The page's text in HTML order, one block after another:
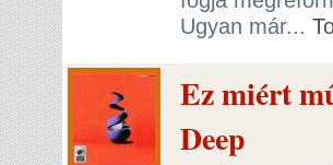
Ugyan már...
Ez miért
Deep